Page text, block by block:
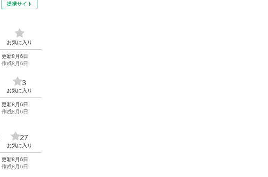
提携サイト
お気に入り
更新8月6日
作成8月6日
3
お気に入り
更新8月6日
作成8月6日
27
お気に入り
更新8月6日
作成8月6日